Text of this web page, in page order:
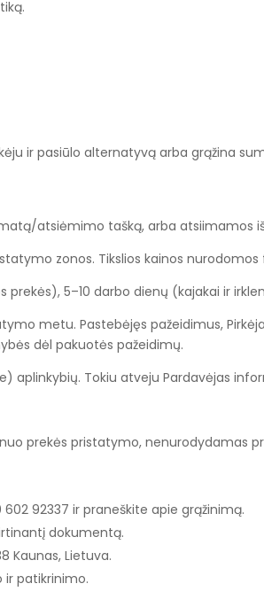
ir pasiūlo alternatyvą arba grąžina
atsiėmimo tašką, arba atsiimamos
zonos. Tikslios kainos
5–10 darbo dienų (kajakai ir
metu. Pastebėjęs pažeidimus,
dėl pakuotės pažeidimų.
Tokiu atveju Pardavėjas
prekės pristatymo, nenurodydamas
92337 ir praneškite apie grąžinimą.
dokumentą.
Kaunas, Lietuva.
ir patikrinimo.